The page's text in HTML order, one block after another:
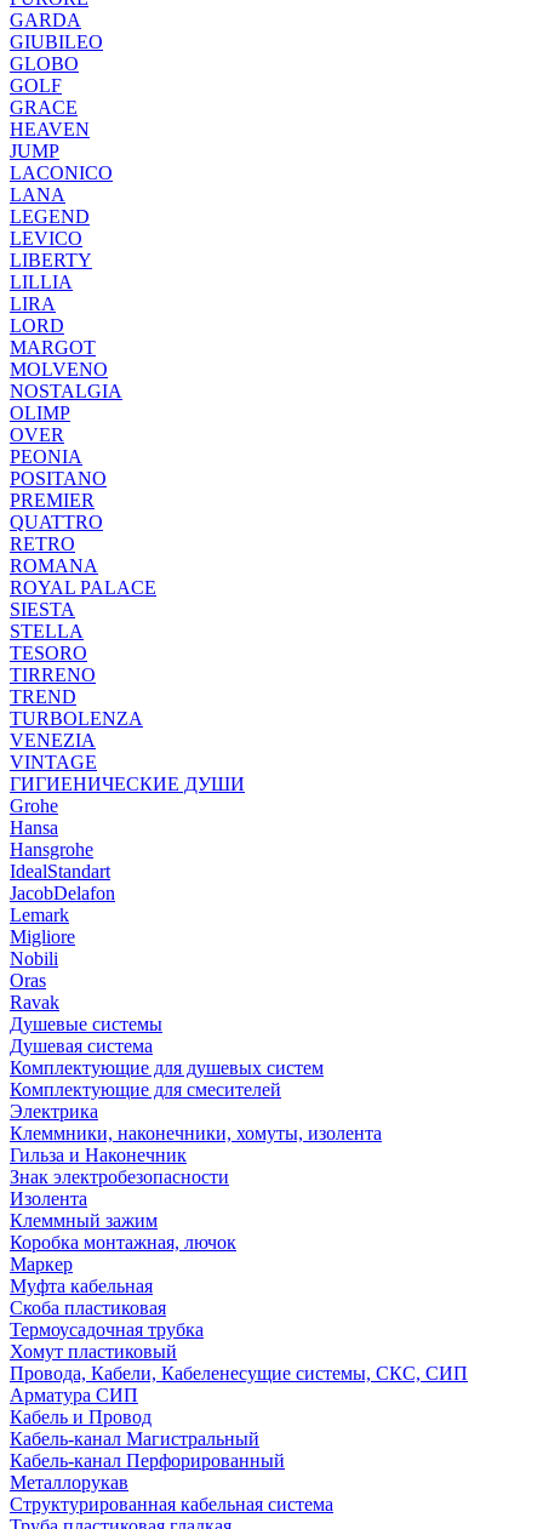
GARDA
GIUBILEO
GLOBO
GOLF
GRACE
HEAVEN
JUMP
LACONICO
LANA
LEGEND
LEVICO
LIBERTY
LILLIA
LIRA
LORD
MARGOT
MOLVENO
NOSTALGIA
OLIMP
OVER
PEONIA
POSITANO
PREMIER
QUATTRO
RETRO
ROMANA
ROYAL PALACE
SIESTA
STELLA
TESORO
TIRRENO
TREND
TURBOLENZA
VENEZIA
VINTAGE
ГИГИЕНИЧЕСКИЕ ДУШИ
Grohe
Hansa
Hansgrohe
IdealStandart
JacobDelafon
Lemark
Migliore
Nobili
Oras
Ravak
Душевые системы
Душевая система
Комплектующие для душевых систем
Комплектующие для смесителей
Электрика
Клеммники, наконечники, хомуты, изолента
Гильза и Наконечник
Знак электробезопасности
Изолента
Клеммный зажим
Коробка монтажная, лючок
Маркер
Муфта кабельная
Скоба пластиковая
Термоусадочная трубка
Хомут пластиковый
Провода, Кабели, Кабеленесущие системы, СКС, СИП
Арматура СИП
Кабель и Провод
Кабель-канал Магистральный
Кабель-канал Перфорированный
Металлорукав
Структурированная кабельная система